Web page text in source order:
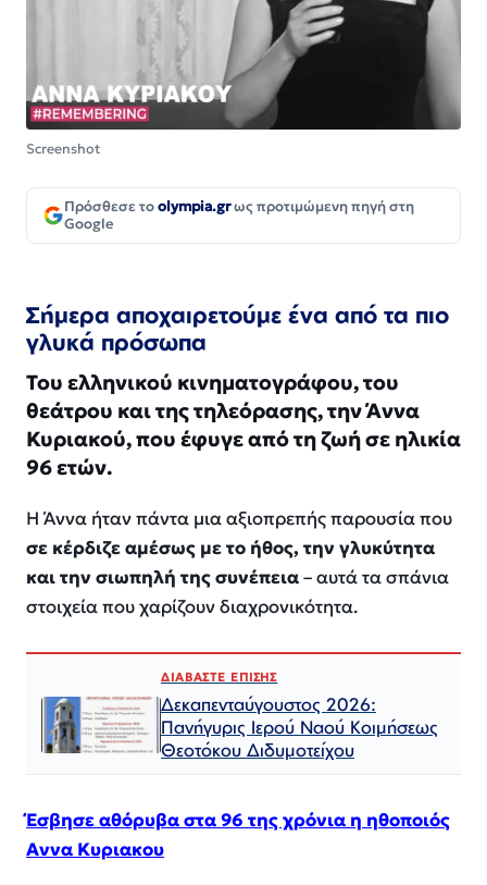
Screenshot
Πρόσθεσε τοolympia.grως προτιμώμενη πηγή στη
Google
Σήμερα αποχαιρετούμε ένα από τα πιο
γλυκά πρόσωπα
Του ελληνικού κινηματογράφου, του
θεάτρου και της τηλεόρασης, την Άννα
Κυριακού, που έφυγε από τη ζωή σε ηλικία
96 ετών.
Η Άννα ήταν πάντα μια αξιοπρεπής παρουσία που
σε κέρδιζε αμέσως με το ήθος, την γλυκύτητα
και την σιωπηλή της συνέπεια– αυτά τα σπάνια
στοιχεία που χαρίζουν διαχρονικότητα.
ΔΙΑΒΑΣΤΕ ΕΠΙΣΗΣ
Δεκαπενταύγουστος 2026:
Πανήγυρις Ιερού Ναού Κοιμήσεως
Θεοτόκου Διδυμοτείχου
Έσβησε αθόρυβα στα 96 της χρόνια η ηθοποιός
Αννα Κυριακου